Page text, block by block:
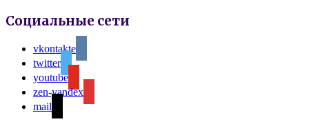
Социальные сети
vkontakte
twitter
youtube
zen-yandex
mail